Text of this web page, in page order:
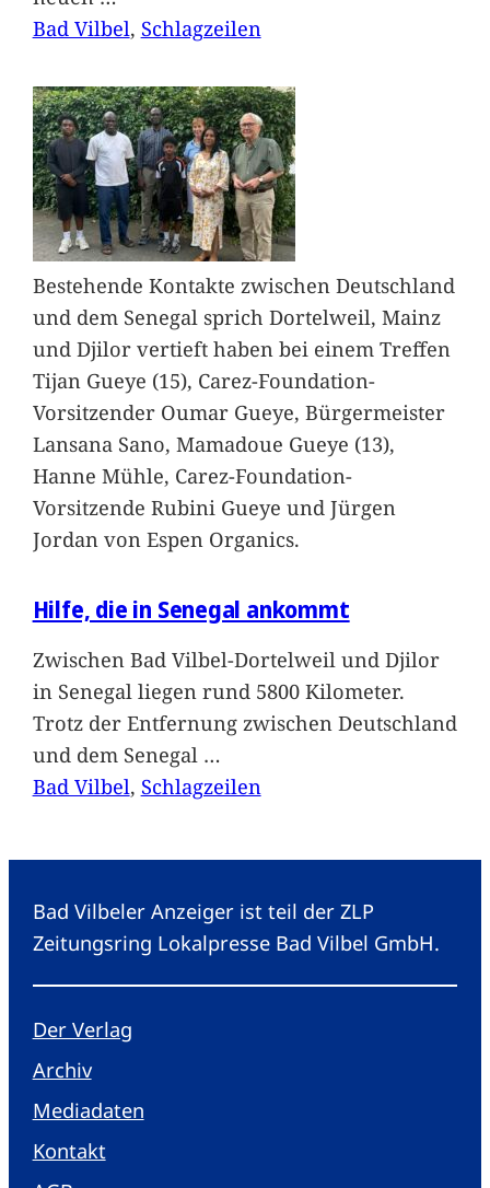
Bad Vilbel, Schlagzeilen
Bestehende Kontakte zwischen Deutschland
und dem Senegal sprich Dortelweil, Mainz
und Djilor vertieft haben bei einem Treffen
Tijan Gueye (15), Carez-Foundation-
Vorsitzender Oumar Gueye, Bürgermeister
Lansana Sano, Mamadoue Gueye (13),
Hanne Mühle, Carez-Foundation-
Vorsitzende Rubini Gueye und Jürgen
Jordan von Espen Organics.
Hilfe, die in Senegal ankommt
Zwischen Bad Vilbel-Dortelweil und Djilor
in Senegal liegen rund 5800 Kilometer.
Trotz der Entfernung zwischen Deutschland
und dem Senegal …
Bad Vilbel, Schlagzeilen
Bad Vilbeler Anzeiger ist teil der ZLP
Zeitungsring Lokalpresse Bad Vilbel GmbH.
Der Verlag
Archiv
Mediadaten
Kontakt